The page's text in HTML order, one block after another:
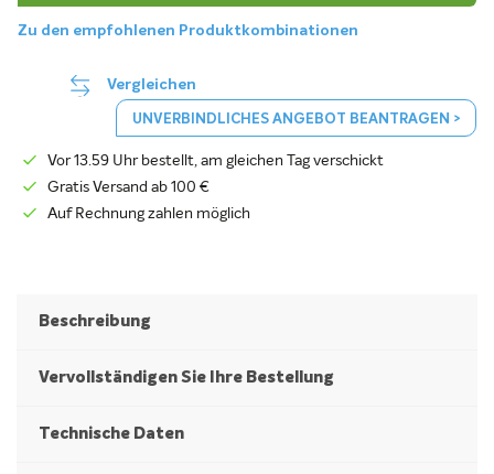
Zu den empfohlenen Produktkombinationen
Vergleichen
UNVERBINDLICHES ANGEBOT BEANTRAGEN >
Vor 13.59 Uhr bestellt, am gleichen Tag verschickt
Gratis Versand ab 100 €
Auf Rechnung zahlen möglich
Beschreibung
Vervollständigen Sie Ihre Bestellung
Technische Daten